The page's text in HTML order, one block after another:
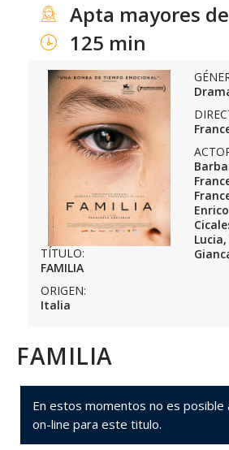
Apta mayores
125 min
TÍTULO:
FAMILIA
ORIGEN:
Italia
FAMILIA
En estos momentos no es posible
on-line para este titulo.